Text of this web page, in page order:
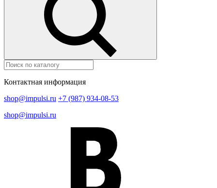
Контактная информация
shop@impulsi.ru +7 (987) 934-08-53
shop@impulsi.ru